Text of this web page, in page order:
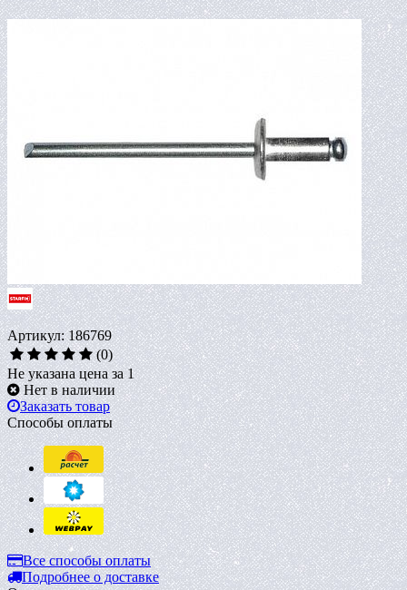
Артикул: 186769
(0)
Не указана цена за 1
Нет в наличии
Заказать товар
Способы оплаты
Все способы оплаты
Подробнее о доставке